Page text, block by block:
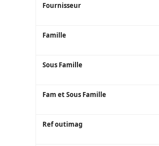
Fournisseur
Famille
Sous Famille
Fam et Sous Famille
Ref outimag